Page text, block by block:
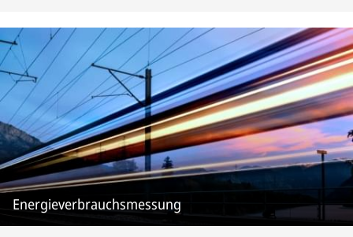
Energieverbrauchsmessung